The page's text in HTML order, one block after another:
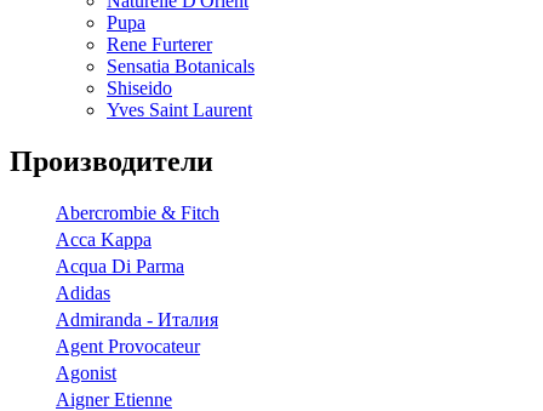
Pupa
Rene Furterer
Sensatia Botanicals
Shiseido
Yves Saint Laurent
Производители
Abercrombie & Fitch
Acca Kappa
Acqua Di Parma
Adidas
Admiranda - Италия
Agent Provocateur
Agonist
Aigner Etienne